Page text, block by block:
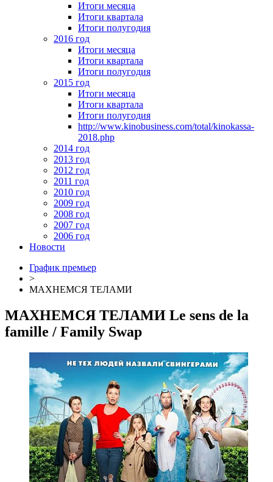
Итоги месяца
Итоги квартала
Итоги полугодия
2016 год
Итоги месяца
Итоги квартала
Итоги полугодия
2015 год
Итоги месяца
Итоги квартала
Итоги полугодия
http://www.kinobusiness.com/total/kinokassa-
2018.php
2014 год
2013 год
2012 год
2011 год
2010 год
2009 год
2008 год
2007 год
2006 год
Новости
График премьер
>
МАХНЕМСЯ ТЕЛАМИ
МАХНЕМСЯ ТЕЛАМИ Le sens de la
famille / Family Swap